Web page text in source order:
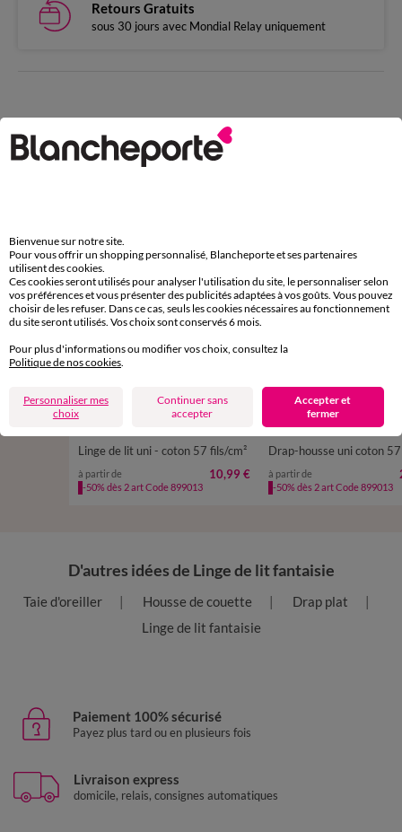
Retours Gratuits
sous 30 jours avec Mondial Relay uniquement
Complétez avec de l'uni
Linge de lit uni - coton 57 fils/cm²
à partir de 10,99 €
-50% dès 2 art Code 899013
à partir de
-50% dès 2 art Code 899013
D'autres idées de Linge de lit fantaisie
Taie d'oreiller Housse de couette
Drap plat
Linge de lit fantaisie
Paiement 100% sécurisé
Payez plus tard ou en plusieurs fois
Livraison express
domicile, relais, consignes automatiques
Bienvenue sur notre site.
Pour vous offrir un shopping personnalisé, Blancheporte et ses partenaires
utilisent des cookies.
Ces cookies seront utilisés pour analyser l'utilisation du site, le personnaliser selon
vos préférences et vous présenter des publicités adaptées à vos goûts. Vous pouvez
choisir de les refuser. Dans ce cas, seuls les cookies nécessaires au fonctionnement
du site seront utilisés. Vos choix sont conservés 6 mois.
Pour plus d'informations ou modifier vos choix, consultez la
Politique de nos cookies
Personnaliser mes
choix
Continuer sans
accepter
Accepter et
fermer